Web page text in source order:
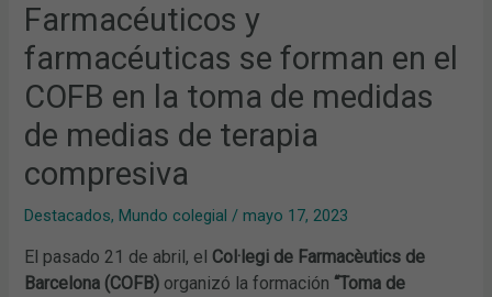
Farmacéuticos y
farmacéuticas se forman en el
COFB en la toma de medidas
de medias de terapia
compresiva
Destacados, Mundo colegial /mayo 17, 2023
El pasado 21 de abril, el Col·legi de Farmacèutics de
Barcelona (COFB) organizó la formación “Toma de